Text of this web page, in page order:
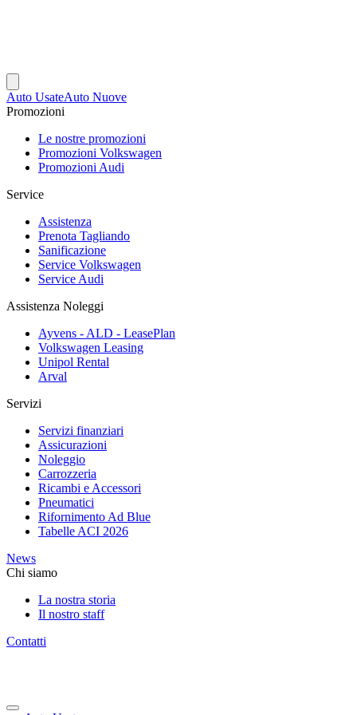
Auto UsateAuto Nuove
Promozioni
Le nostre promozioni
Promozioni Volkswagen
Promozioni Audi
Service
Assistenza
Prenota Tagliando
Sanificazione
Service Volkswagen
Service Audi
Assistenza Noleggi
Ayvens - ALD - LeasePlan
Volkswagen Leasing
Unipol Rental
Arval
Servizi
Servizi finanziari
Assicurazioni
Noleggio
Carrozzeria
Ricambi e Accessori
Pneumatici
Rifornimento Ad Blue
Tabelle ACI 2026
News
Chi siamo
La nostra storia
Il nostro staff
Contatti